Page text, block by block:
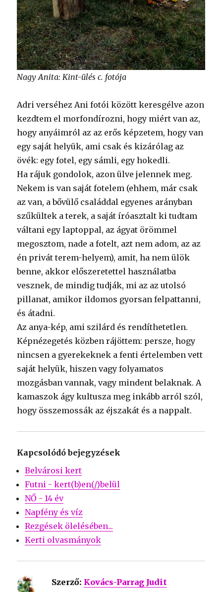
Nagy Anita: Kint-ülés c. fotója
Adri verséhez Ani fotói között keresgélve azon
kezdtem el morfondírozni, hogy miért van az,
hogy anyáimról az az erős képzetem, hogy van
egy saját helyük, ami csak és kizárólag az
övék: egy fotel, egy sámli, egy hokedli.
Ha rájuk gondolok, azon ülve jelennek meg.
Nekem is van saját fotelem (ehhem, már csak
az van, a bővülő családdal egyenes arányban
szűkültek a terek, a saját íróasztalt ki tudtam
váltani egy laptoppal, az ágyat örömmel
megosztom, nade a fotelt, azt nem adom, az az
én privát terem-helyem), amit, ha nem ülök
benne, akkor előszeretettel használatba
vesznek, de mindig tudják, mi az az utolsó
pillanat, amikor ildomos gyorsan felpattanni,
és átadni.
Az anya-kép, ami szilárd és rendíthetetlen.
Képnézegetés közben rájöttem: persze, hogy
nincsen a gyerekeknek a fenti értelemben vett
saját helyük, hiszen vagy folyamatos
mozgásban vannak, vagy mindent belaknak. A
kamaszok ágy kultusza meg inkább arról szól,
hogy összemossák az éjszakát és a nappalt.
Kapcsolódó bejegyzések
Belvárosi kert
Futni - kert(b)en(/)belül
NŐ - 14 év
Napfény és víz
Rezgések ölelésében...
Kerti olvasmányok
Szerző: Kovács-Parrag Judit